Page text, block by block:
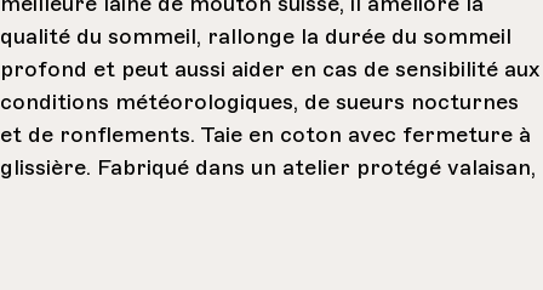
qualité du sommeil, rallonge la durée du sommeil
profond et peut aussi aider en cas de sensibilité aux
conditions météorologiques, de sueurs nocturnes
et de ronflements. Taie en coton avec fermeture à
glissière. Fabriqué dans un atelier protégé valaisan,